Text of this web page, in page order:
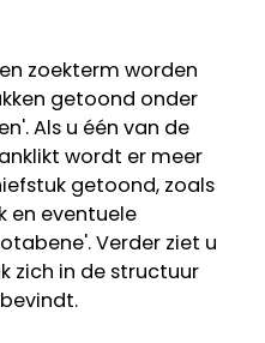
zoekterm worden
getoond onder
Als u één van de
wordt er meer
getoond, zoals
en eventuele
Verder ziet u
zich in de structuur